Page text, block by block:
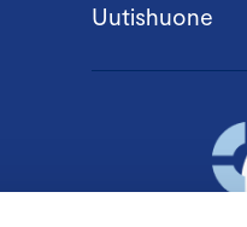
Uutishuone